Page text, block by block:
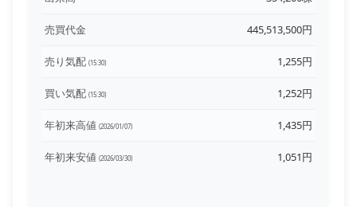
売買代金 445,513,500円
売り気配 (15:30) 1,255円
買い気配 (15:30) 1,252円
年初来高値 (2026/01/07) 1,435円
年初来安値 (2026/03/30) 1,051円